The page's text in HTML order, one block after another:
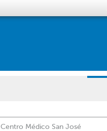
Centro Médico San José